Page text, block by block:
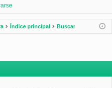
os
nt
ifi
ist
ra
Índice principal Buscar